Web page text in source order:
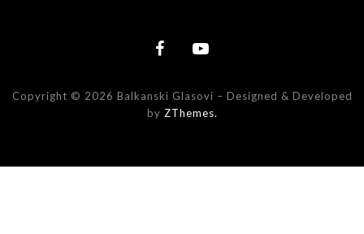
Copyright © 2026 Balkanski Glasovi – Designed & Developed
by ZThemes.